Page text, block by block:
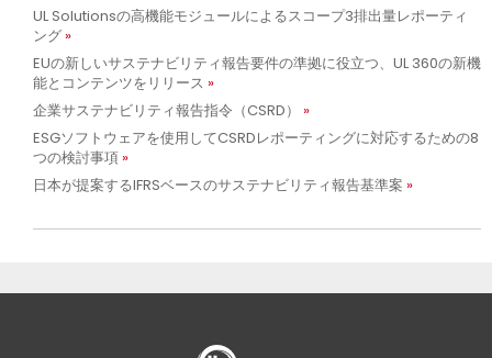
UL Solutionsの高機能モジュールによるスコープ3排出量レポーティ
ング
EUの新しいサステナビリティ報告要件の準拠に役立つ、UL 360の新機
能とコンテンツをリリース
企業サステナビリティ報告指令（CSRD）
ESGソフトウェアを使用してCSRDレポーティングに対応するための8
つの検討事項
日本が提案するIFRSベースのサステナビリティ報告基準案